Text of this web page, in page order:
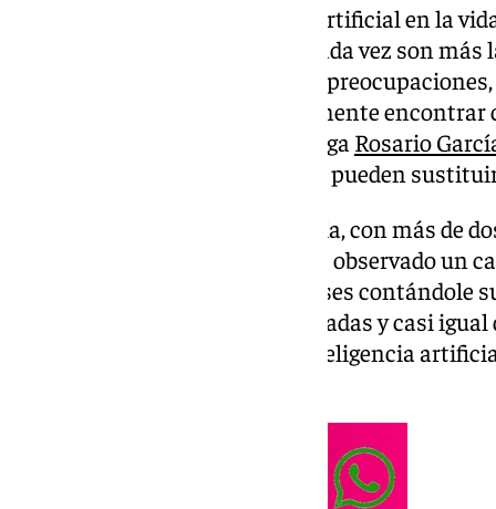
La irrupción de la inteligencia artificial en la
al ámbito de la salud mental. Cada vez son
ChatGPT para hablar sobre sus
ansiedad o depresión o simplemente
soledad. Sin embargo, la psicóloga Rosario
utilidad, estas herramientas no pueden
En un artículo de opinión, García, con más de
asegura que en el último año ha observado un
personas llegan después de meses contándole
madrugada. Llegan más informadas y casi
realidad demuestra que una inteligencia